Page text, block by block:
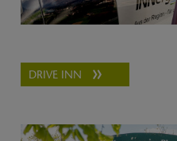
DRIVE INN